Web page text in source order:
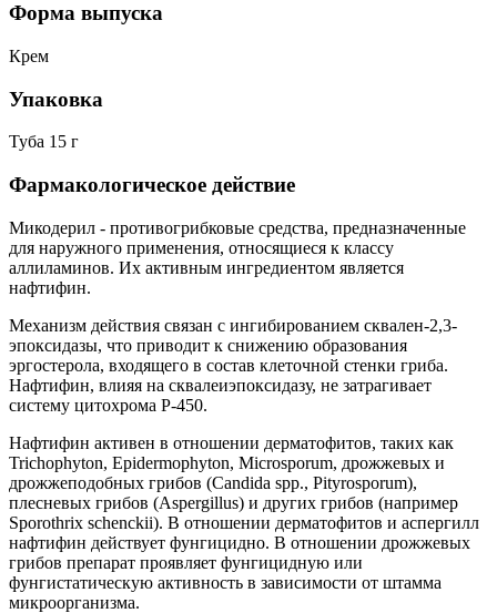
Форма выпуска
Крем
Упаковка
Туба 15 г
Фармакологическое действие
Микодерил - противогрибковые средства, предназначенные
для наружного применения, относящиеся к классу
аллиламинов. Их активным ингредиентом является
нафтифин.
Механизм действия связан с ингибированием сквален-2,3-
эпоксидазы, что приводит к снижению образования
эргостерола, входящего в состав клеточной стенки гриба.
Нафтифин, влияя на сквалеиэпоксидазу, не затрагивает
систему цитохрома Р-450.
Нафтифин активен в отношении дерматофитов, таких как
Trichophyton, Epidermophyton, Microsporum, дрожжевых и
дрожжеподобных грибов (Candida spp., Pityrosporum),
плесневых грибов (Aspergillus) и других грибов (например
Sporothrix schenckii). В отношении дерматофитов и аспергилл
нафтифин действует фунгицидно. В отношении дрожжевых
грибов препарат проявляет фунгицидную или
фунгистатическую активность в зависимости от штамма
микроорганизма.